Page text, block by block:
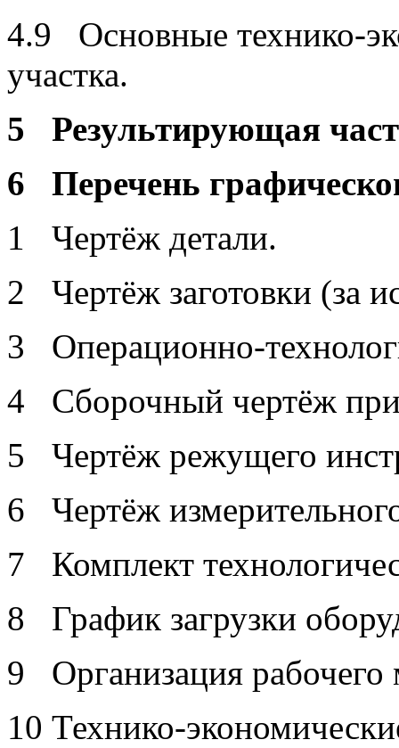
4.9 Основные технико-
участка.
5 Результирующая
6 Перечень
1 Чертёж детали.
2 Чертёж заготовки (за
3 Операционно-
4 Сборочный чертёж
5 Чертёж режущего
6 Чертёж
7 Комплект
8 График загрузки
9 Организация рабочего
10 Технико-